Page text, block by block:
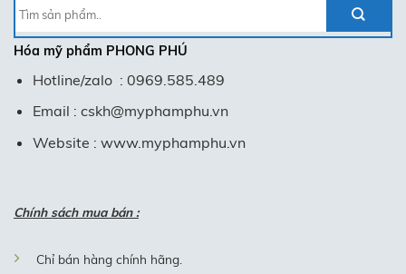
Tìm
kiếm:
Hóa mỹ phẩm PHONG PHÚ
Hotline/zalo : 0969.585.489
Email : cskh@myphamphu.vn
Website : www.myphamphu.vn
Chính sách mua bán :
Chỉ bán hàng chính hãng.